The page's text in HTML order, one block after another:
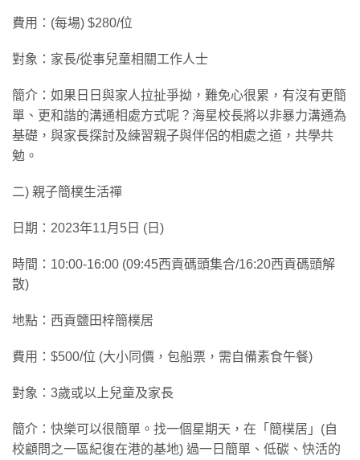
費用：(每場) $280/位
對象：家長/從事兒童相關工作人士
簡介：如果日日與家人拉扯爭拗，難免心很累，有沒有更簡
單、更和諧的溝通相處方式呢？海星校長將以非暴力溝通為
基礎，與家長探討及練習親子與伴侶的相處之道，共學共
勉。
二) 親子簡樸生活禪
日期：2023年11月5日 (日)
時間：10:00-16:00 (09:45西貢碼頭集合/16:20西貢碼頭解
散)
地點：西貢鹽田梓簡樸居
費用：$500/位 (大小同價，包船票，需自備素食午餐)
對象：3歲或以上兒童及家長
簡介：快樂可以很簡單。找一個星期天，在「簡樸居」(自
校顧問之一區紀復在港的基地) 過一日簡單、低碳、快活的